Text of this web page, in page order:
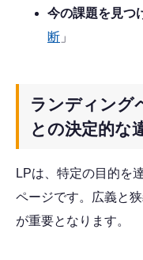
今の課題を見つ
断 」
ランディング
との決定的な
LPは、特定の目的を
ページです。広義と
が重要となります。